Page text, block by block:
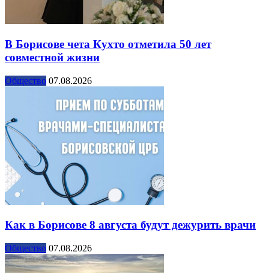
В Борисове чета Кухто отметила 50 лет
совместной жизни
Общество 07.08.2026
Как в Борисове 8 августа будут дежурить врачи
Общество 07.08.2026